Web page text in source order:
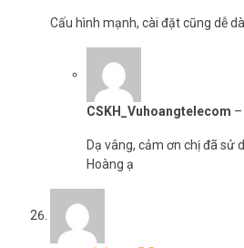
Cấu hình mạnh, cài đặt cũng dễ
CSKH_Vuhoangtelecom –
Dạ vâng, cảm ơn chị đã sử
Hoàng ạ